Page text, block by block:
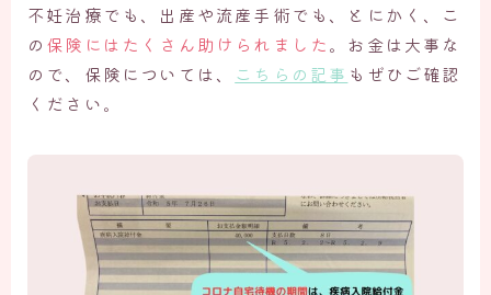
不妊治療でも、出産や流産手術でも、とにかく、こ
の 保険にはたくさん助けられました。お金は大事な
ので、保険については、 こちらの記事 もぜひご確認
ください。